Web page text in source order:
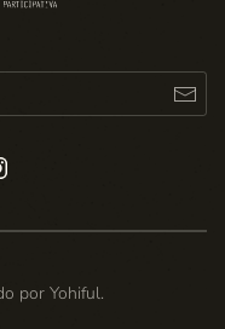
por Yohiful.